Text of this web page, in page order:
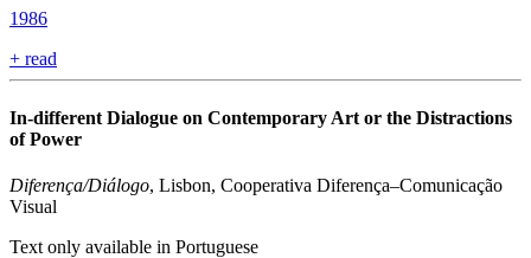
1986
+ read
In-different Dialogue on Contemporary Art or the Distractions
of Power
Diferença/Diálogo, Lisbon, Cooperativa Diferença–Comunicação
Visual
Text only available in Portuguese